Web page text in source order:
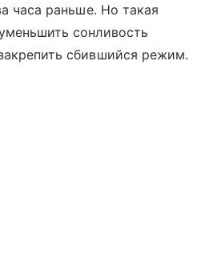
часа раньше. Но такая
сонливость
сбившийся режим.